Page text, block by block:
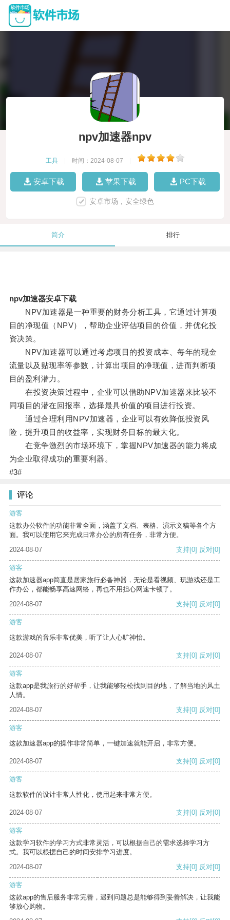
npv加速器npv
工具 时间：2024-08-07
安卓下载 苹果下载 PC下载
安卓市场，安全绿色
简介 排行
npv加速器安卓下载
NPV加速器是一种重要的财务分析工具，它通过计算项
目的净现值（NPV），帮助企业评估项目的价值，并优化投
资决策。
NPV加速器可以通过考虑项目的投资成本、每年的现金
流量以及贴现率等参数，计算出项目的净现值，进而判断项
目的盈利潜力。
在投资决策过程中，企业可以借助NPV加速器来比较不
同项目的潜在回报率，选择最具价值的项目进行投资。
通过合理利用NPV加速器，企业可以有效降低投资风
险，提升项目的收益率，实现财务目标的最大化。
在竞争激烈的市场环境下，掌握NPV加速器的能力将成
为企业取得成功的重要利器。
#3#
评论
游客
这款办公软件的功能非常全面，涵盖了文档、表格、演示文稿等各个方
面。我可以使用它来完成日常办公的所有任务，非常方便。
2024-08-07
支持[0] 反对[0]
游客
这款加速器app简直是居家旅行必备神器，无论是看视频、玩游戏还是工
作办公，都能畅享高速网络，再也不用担心网速卡顿了。
2024-08-07
支持[0] 反对[0]
游客
这款游戏的音乐非常优美，听了让人心旷神怡。
2024-08-07 支持[0] 反对[0]
游客
这款app是我旅行的好帮手，让我能够轻松找到目的地，了解当地的风土
人情。
2024-08-07
支持[0] 反对[0]
游客
这款加速器app的操作非常简单，一键加速就能开启，非常方便。
2024-08-07 支持[0] 反对[0]
游客
这款软件的设计非常人性化，使用起来非常方便。
2024-08-07 支持[0] 反对[0]
游客
这款学习软件的学习方式非常灵活，可以根据自己的需求选择学习方
式。我可以根据自己的时间安排学习进度。
2024-08-07
支持[0] 反对[0]
游客
这款app的售后服务非常完善，遇到问题总是能够得到妥善解决，让我能
够放心购物。